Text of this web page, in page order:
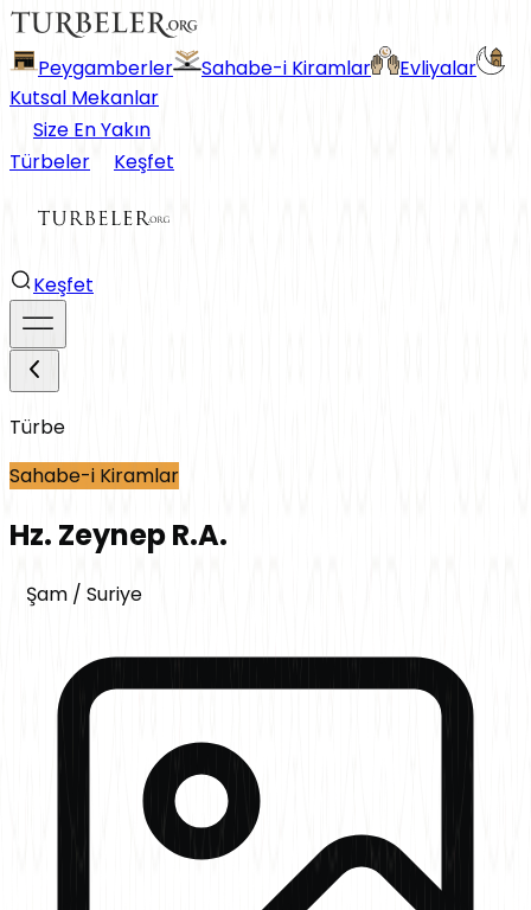
Peygamberler Sahabe-i Kiramlar
Evliyalar
Kutsal Mekanlar
Size En Yakın
Türbeler
Keşfet
Keşfet
Türbe
Sahabe-i Kiramlar
Hz. Zeynep R.A.
Şam / Suriye